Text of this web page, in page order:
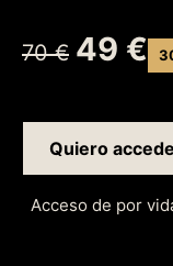
70 € 49 €
Quiero
Acceso de por